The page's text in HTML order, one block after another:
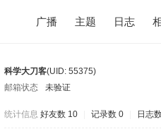
广播 主题 日志
科学大刀客(UID: 55375)
邮箱状态
未验证
统计信息 好友数 10 记录数 0 日志